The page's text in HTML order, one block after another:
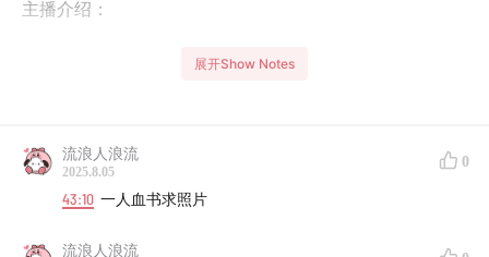
主播介绍：
洛宾，《说的全是梗》《中国脱口秀演义》作者，播客
三七：好说喜剧主理人
大水：好说喜剧负责人
本期嘉宾：花花，大学辅导员，喜剧演员
展开Show Notes
流浪人浪流
2025.8.05
0
43:10 一人血书求照片
流浪人浪流